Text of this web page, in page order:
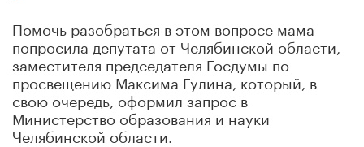
Помочь разобраться в этом вопросе мама
попросила депутата от Челябинской области,
заместителя председателя Госдумы по
просвещению Максима Гулина, который, в
свою очередь, оформил запрос в
Министерство образования и науки
Челябинской области.